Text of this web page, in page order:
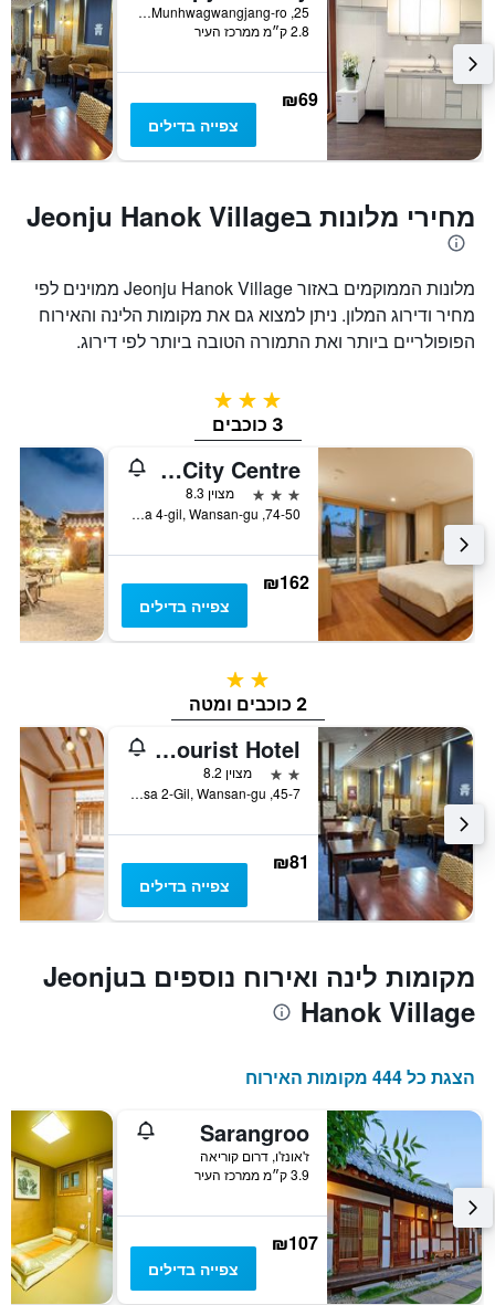
25, Munhwagwangjang-ro, ז'אונז'ו, דרום קוריאה
2.8 ק״מ ממרכז העיר
₪69
צפייה בדילים
מחירי מלונות בJeonju Hanok Village
מלונות הממוקמים באזור Jeonju Hanok Village ממוינים לפי
מחיר ודירוג המלון. ניתן למצוא גם את מקומות הלינה והאירוח
הפופולריים ביותר ואת התמורה הטובה ביותר לפי דירוג.
3 כוכבים
3 כוכבים
ibis Styles Ambassador Jeonju City Centre
3 כוכבים
מצוין 8.3
74-50, Jeonjugaeksa 4-gil, Wansan-gu, ז'אונז'ו, דרום קוריאה
₪162
צפייה בדילים
2 כוכבים
2 כוכבים ומטה
Pungnam Tourist Hotel
2 כוכבים
מצוין 8.2
45-7, Jeonjugaeksa 2-Gil, Wansan-gu, ז'אונז'ו, דרום קוריאה
₪81
צפייה בדילים
מקומות לינה ואירוח נוספים בJeonju
Hanok Village
הצגת כל 444 מקומות האירוח
Sarangroo
ז'אונז'ו, דרום קוריאה
3.9 ק״מ ממרכז העיר
₪107
צפייה בדילים